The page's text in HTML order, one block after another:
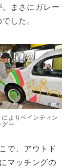
まさにガレー
した。
よりペインティン
ー
で、アウトド
マッチングの